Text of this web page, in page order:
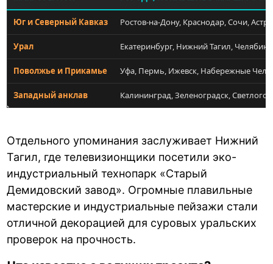
Юг и Северный Кавказ Ростов-на-Дону, Краснодар, Сочи,
Урал Екатеринбург, Нижний Тагил,
Поволжье и Прикамье Уфа, Пермь, Ижевск, Набережные
Западный анклав Калининград, Зеленоградск,
Отдельного упоминания заслуживает Нижний
Тагил, где телевизионщики посетили эко-
индустриальный технопарк «Старый
Демидовский завод». Огромные плавильные
мастерские и индустриальные пейзажи стали
отличной декорацией для суровых уральских
проверок на прочность.